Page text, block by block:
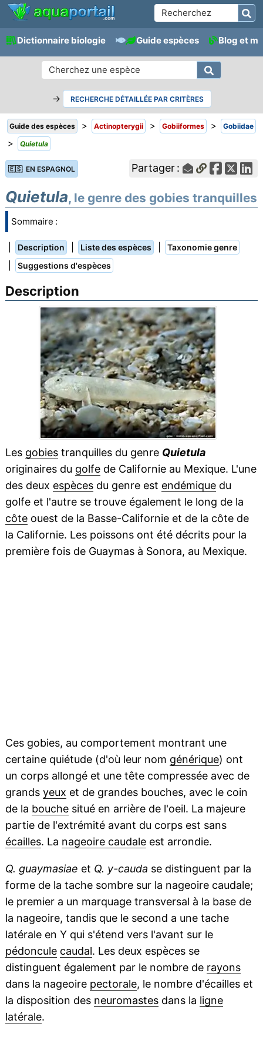
Dictionnaire biologie Guide espèces Blog et
→ RECHERCHE DÉTAILLÉE PAR CRITÈRES
Guide des espèces > Actinopterygii > Gobiiformes > Gobiidae
> Quietula
🇪🇸 EN ESPAGNOL Partager :
Quietula, le genre des gobies tranquilles
Sommaire :
Description Liste des espèces Taxonomie genre
Suggestions d'espèces
Description
Les gobiestranquilles du genre Quietula
originaires du golfede Californie au Mexique. L'une
des deux espècesdu genre est endémiquedu
golfe et l'autre se trouve également le long de la
côteouest de la Basse-Californie et de la côte de
la Californie. Les poissons ont été décrits pour la
première fois de Guaymas à Sonora, au Mexique.
Ces gobies, au comportement montrant une
certaine quiétude (d'où leur nom générique) ont
un corps allongé et une tête compressée avec de
grands yeux et de grandes bouches, avec le coin
de la bouchesitué en arrière de l'oeil. La majeure
partie de l'extrémité avant du corps est sans
écailles. La nageoire caudaleest arrondie.
Q. guaymasiae et Q. y-cauda se distinguent par la
forme de la tache sombre sur la nageoire caudale;
le premier a un marquage transversal à la base de
la nageoire, tandis que le second a une tache
latérale en Y qui s'étend vers l'avant sur le
pédoncule caudal. Les deux espèces se
distinguent également par le nombre de rayons
dans la nageoire pectorale, le nombre d'écailles et
la disposition des neuromastesdans la ligne
latérale.